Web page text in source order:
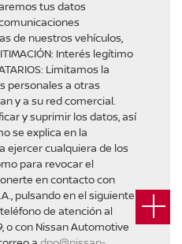
tus datos
de nuestros vehículos,
Interés legítimo
Limitamos la
personales a otras
y a su red comercial.
y suprimir los datos, así
se explica en la
ejercer cualquiera de los
para revocar el
en contacto con
pulsando en el siguiente
de atención al
o con Nissan Automotive